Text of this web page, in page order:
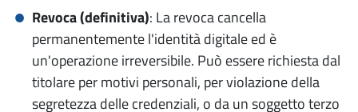
Revoca (definitiva): La revoca cancella
permanentemente l'identità digitale ed è
un'operazione irreversibile. Può essere richiesta dal
titolare per motivi personali, per violazione della
segretezza delle credenziali, o da un soggetto terzo